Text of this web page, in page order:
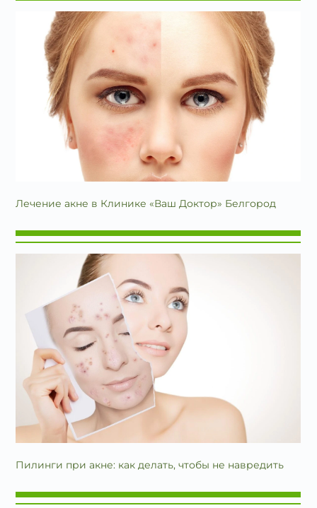
Лечение акне в Клинике «Ваш Доктор» Белгород
Пилинги при акне: как делать, чтобы не навредить